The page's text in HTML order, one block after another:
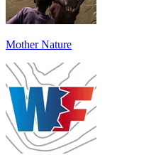
Mother Nature